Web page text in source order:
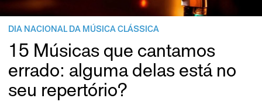
DIA NACIONAL DA MÚSICA CLÁSSICA
15 Músicas que cantamos
errado: alguma delas está no
seu repertório?